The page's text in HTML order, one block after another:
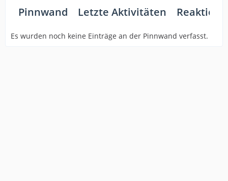
Pinnwand Letzte Aktivitäten
Es wurden noch keine Einträge an der Pinnwand verfasst.